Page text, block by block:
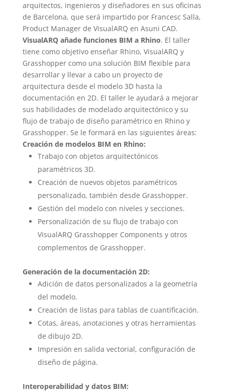
arquitectos, ingenieros y diseñadores en sus oficinas
de Barcelona, que será impartido por Francesc Salla,
Product Manager de VisualARQ en Asuni CAD.
VisualARQ añade funciones BIM a Rhino. El taller
tiene como objetivo enseñar Rhino, VisualARQ y
Grasshopper como una solución BIM flexible para
desarrollar y llevar a cabo un proyecto de
arquitectura desde el modelo 3D hasta la
documentación en 2D. El taller le ayudará a mejorar
sus habilidades de modelado arquitectónico y su
flujo de trabajo de diseño paramétrico en Rhino y
Grasshopper. Se le formará en las siguientes áreas:
Creación de modelos BIM en Rhino:
Trabajo con objetos arquitectónicos
paramétricos 3D.
Creación de nuevos objetos paramétricos
personalizado, también desde Grasshopper.
Gestión del modelo con niveles y secciones.
Personalización de su flujo de trabajo con
VisualARQ Grasshopper Components y otros
complementos de Grasshopper.
Generación de la documentación 2D:
Adición de datos personalizados a la geometría
del modelo.
Creación de listas para tablas de cuantificación.
Cotas, áreas, anotaciones y otras herramientas
de dibujo 2D.
Impresión en salida vectorial, configuración de
diseño de página.
Interoperabilidad y datos BIM: